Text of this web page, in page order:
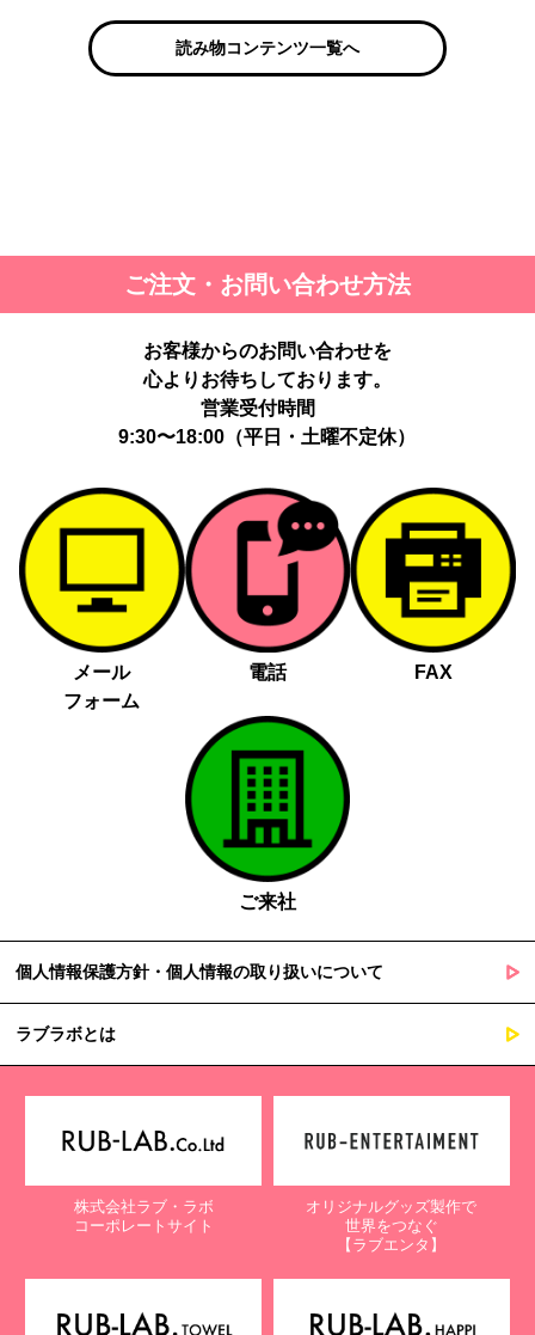
読み物コンテンツ一覧へ
ご注文・お問い合わせ方法
お客様からのお問い合わせを
心よりお待ちしております。
営業受付時間
9:30〜18:00（平日・土曜不定休）
メール
フォーム
電話 FAX
ご来社
個人情報保護方針・個人情報の取り扱いについて
ラブラボとは
株式会社ラブ・ラボ
コーポレートサイト
オリジナルグッズ製作で
世界をつなぐ
【ラブエンタ】